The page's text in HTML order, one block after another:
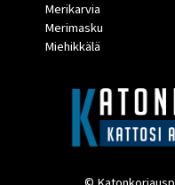
Merikarvia
Merimasku
Miehikkälä